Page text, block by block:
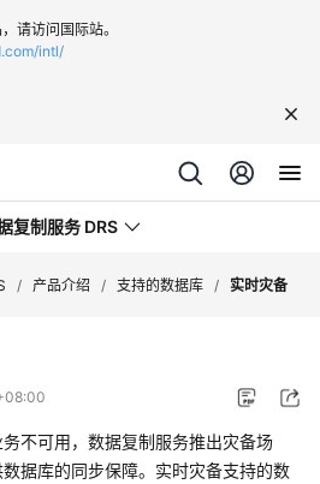
请访问国际站。
intl/
复制服务 DRS
/ 产品介绍 / 支持的数据库 / 实时灾备
不可用，数据复制服务推出灾备场
据库的同步保障。实时灾备支持的数